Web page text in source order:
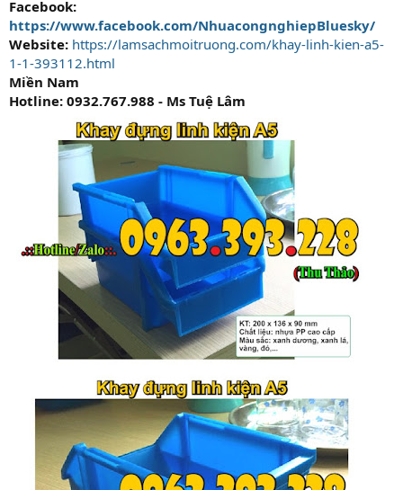
Facebook:
https://www.facebook.com/NhuacongnghiepBluesky/
Website: https://lamsachmoitruong.com/khay-linh-kien-a5-
1-1-393112.html
Miền Nam
Hotline: 0932.767.988 - Ms Tuệ Lâm